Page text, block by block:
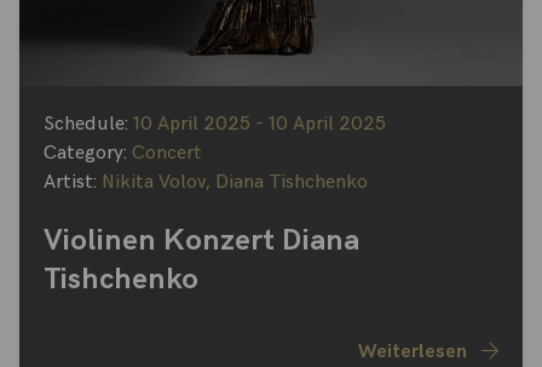
Schedule: 10 April 2025 - 10 April 2025
Category: Concert
Artist: Nikita Volov, Diana Tishchenko
Violinen Konzert Diana
Tishchenko
Weiterlesen